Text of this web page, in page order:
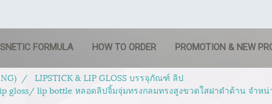
FORMULA HOW TO ORDER PROMOTION & NEW
LIPSTICK & LIP GLOSS บรรจุภัณฑ์ ลิป
lip bottle หลอดลิปจิ้มจุ่มทรงกลมทรงสูงขวดใสฝาดำด้าน จำหน่